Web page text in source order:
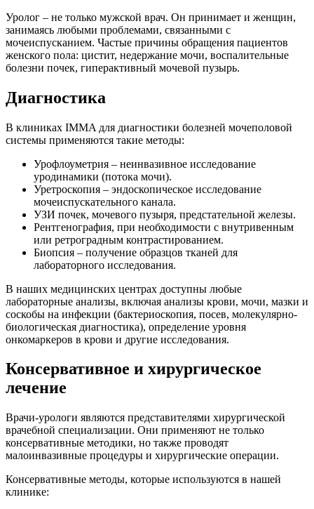
Уролог – не только мужской врач. Он принимает и женщин,
занимаясь любыми проблемами, связанными с
мочеиспусканием. Частые причины обращения пациентов
женского пола: цистит, недержание мочи, воспалительные
болезни почек, гиперактивный мочевой пузырь.
Диагностика
В клиниках IMMA для диагностики болезней мочеполовой
системы применяются такие методы:
Урофлоуметрия – неинвазивное исследование
уродинамики (потока мочи).
Уретроскопия – эндоскопическое исследование
мочеиспускательного канала.
УЗИ почек, мочевого пузыря, предстательной железы.
Рентгенография, при необходимости с внутривенным
или ретроградным контрастированием.
Биопсия – получение образцов тканей для
лабораторного исследования.
В наших медицинских центрах доступны любые
лабораторные анализы, включая анализы крови, мочи, мазки и
соскобы на инфекции (бактериоскопия, посев, молекулярно-
биологическая диагностика), определение уровня
онкомаркеров в крови и другие исследования.
Консервативное и хирургическое
лечение
Врачи-урологи являются представителями хирургической
врачебной специализации. Они применяют не только
консервативные методики, но также проводят
малоинвазивные процедуры и хирургические операции.
Консервативные методы, которые используются в нашей
клинике: